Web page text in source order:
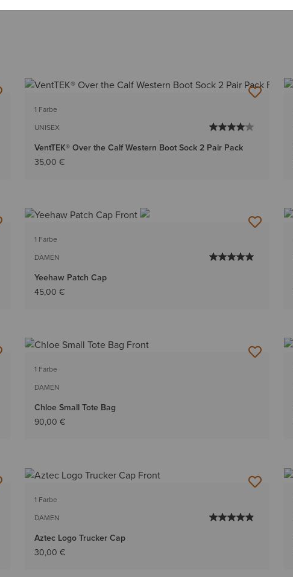
1 Farbe
UNISEX
VentTEK® Over the Calf Western Boot Sock 2 Pair Pack
35,00 €
1 Farbe
DAMEN
Yeehaw Patch Cap
45,00 €
1 Farbe
DAMEN
Chloe Small Tote Bag
90,00 €
1 Farbe
DAMEN
Aztec Logo Trucker Cap
30,00 €